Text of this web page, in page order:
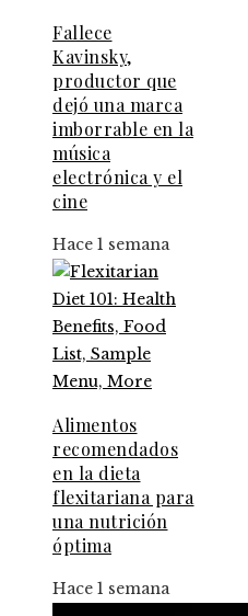
Fallece
Kavinsky,
productor que
dejó una marca
imborrable en la
música
electrónica y el
cine
Hace 1 semana
Alimentos
recomendados
en la dieta
flexitariana para
una nutrición
óptima
Hace 1 semana